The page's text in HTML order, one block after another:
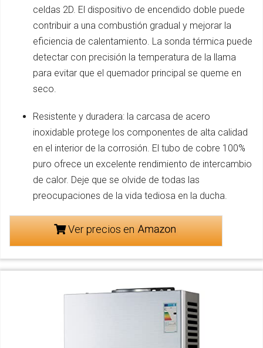
celdas 2D. El dispositivo de encendido doble puede
contribuir a una combustión gradual y mejorar la
eficiencia de calentamiento. La sonda térmica puede
detectar con precisión la temperatura de la llama
para evitar que el quemador principal se queme en
seco.
Resistente y duradera: la carcasa de acero
inoxidable protege los componentes de alta calidad
en el interior de la corrosión. El tubo de cobre 100%
puro ofrece un excelente rendimiento de intercambio
de calor. Deje que se olvide de todas las
preocupaciones de la vida tediosa en la ducha.
Ver precios en